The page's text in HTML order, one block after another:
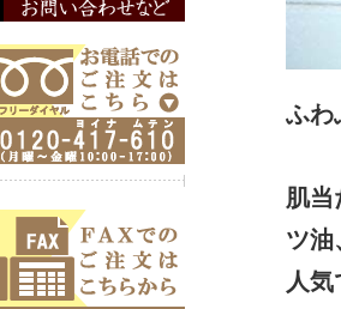
ふわ
肌
ツ油
人